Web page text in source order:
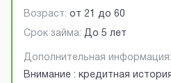
Возраст: от 21 до 60
Срок займа: До 5 лет
Дополнительная информация:
Внимание : кредитная